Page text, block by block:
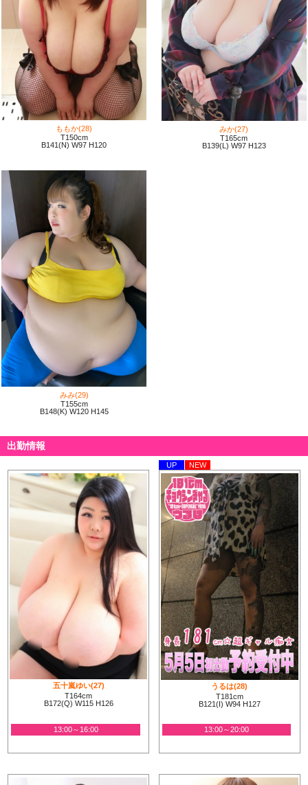
【次回出勤】
決まり次第アップ致します。
※ご予約は1週間前から可能となっております。
※今回より特別料金ではなく
通常料金でご利用いただけます。
もちろんイベント料金 も適応です！
体重も135kgと
幅広くなったという嬉しいお知らせも！
特に反響のあった
”みみ&さら””ショコラ&さら”の3P
”みみ&ショコラ&さら”の4P
復活するとなるとまさに僥倖！
皆様のご利用お待ちしております！
システム料金改定のお知らせ
平素より格別のご高配を賜り、厚く御礼申し上げます。
きゃんでぃドロップスでは2012年の創業当時より、
指名料・入会金無料サービスなどの価格を維持する努力を続けてまいりました。
しかしながら、昨今の物価上昇や経済状況の影響に受け、
サービス維持向上のため料金システムを見直す運びとなりました。
例）60分コースの場合
コース料金10000円+指名料2000円
合計12000円
※入会金につきましては今後も無料となります。
その他各種イベントにつきましては
指名料無料の物もございますのでぜひご利用ください
2025年4月1日以降のご予約からは指名料をいただく形でのご案内となります。
また、2025年3月31日までのご予約に関しましては
現行通りの価格にてご案内させていただきます。
皆様には大変なご負担をおかけすることとなり、心苦しいかぎりですが
スタッフ・キャスト一同皆様にご満足いただけるサービスを提供できるよう努めてまいりま
変わらぬご愛顧のほど、心よりお願い申し上げます。
きゃんでぃドロップス
※ご不明な点などございましたらお問い合わせください
ももか(28)
T150cm
B141(N) W97 H120
みか(27)
T165cm
B139(L) W97 H123
みみ(29)
T155cm
B148(K) W120 H145
出勤情報
五十嵐ゆい(27)
T164cm
B172(Q) W115 H126
13:00～16:00
うるは(28)
T181cm
B121(I) W94 H127
13:00～20:00
UP NEW